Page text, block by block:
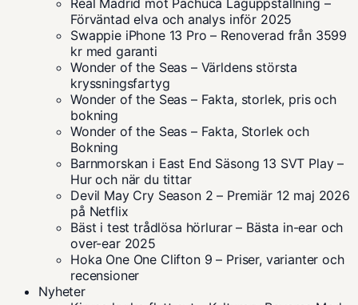
Real Madrid mot Pachuca Laguppställning –
Förväntad elva och analys inför 2025
Swappie iPhone 13 Pro – Renoverad från 3599
kr med garanti
Wonder of the Seas – Världens största
kryssningsfartyg
Wonder of the Seas – Fakta, storlek, pris och
bokning
Wonder of the Seas – Fakta, Storlek och
Bokning
Barnmorskan i East End Säsong 13 SVT Play –
Hur och när du tittar
Devil May Cry Season 2 – Premiär 12 maj 2026
på Netflix
Bäst i test trådlösa hörlurar – Bästa in-ear och
over-ear 2025
Hoka One One Clifton 9 – Priser, varianter och
recensioner
Nyheter